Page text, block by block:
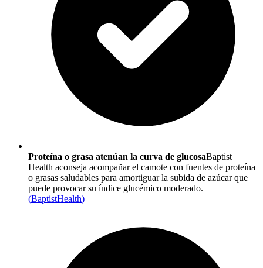
Proteína o grasa atenúan la curva de glucosaBaptist
Health aconseja acompañar el camote con fuentes de proteína
o grasas saludables para amortiguar la subida de azúcar que
puede provocar su índice glucémico moderado.
(BaptistHealth)